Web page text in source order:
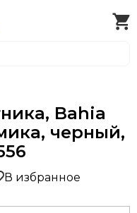
Bahia
черный,
В избранное